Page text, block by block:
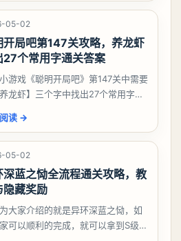
个白藏
05-02
开局吧第147关攻略，养龙虾
27个常用字通关答案
游戏《聪明开局吧》第147关中需要
龙虾】三个字中找出27个常用字，
、夰、巾、中、虫、下、虾、卜、
、卟、
读 →
05-02
深蓝之恸全流程通关攻略，教
隐藏奖励
大家介绍的就是异环深蓝之恸，如
可以顺利的完成，就可以拿到S级弧